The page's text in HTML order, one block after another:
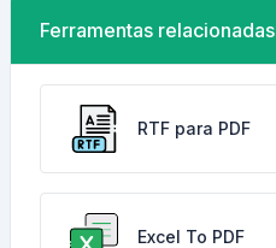
Ferramentas relacionadas
RTF para PDF
Excel To PDF